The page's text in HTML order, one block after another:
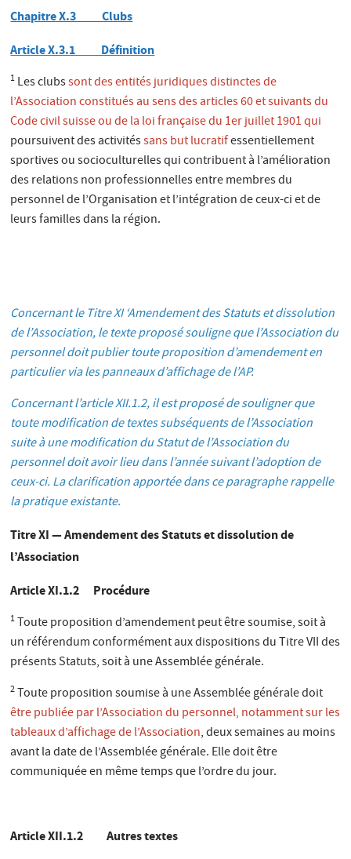
Chapitre X.3 Clubs
Article X.3.1 Définition
1 Les clubssont des entités juridiques distinctes de
l’Association constitués au sens des articles 60 et suivants du
Code civil suisse ou de la loi française du 1er juillet 1901 qui
poursuivent des activitéssans but lucratifessentiellement
sportives ou socioculturelles qui contribuent à l’amélioration
des relations non professionnelles entre membres du
personnel de l’Organisation et l’intégration de ceux-ci et de
leurs familles dans la région.
Concernant le Titre XI ‘Amendement des Statuts et dissolution
de l’Association, le texte proposé souligne que l’Association du
personnel doit publier toute proposition d’amendement en
particulier via les panneaux d’affichage de l’AP.
Concernant l’article XII.1.2, il est proposé de souligner que
toute modification de textes subséquents de l’Association
suite à une modification du Statut de l’Association du
personnel doit avoir lieu dans l’année suivant l’adoption de
ceux-ci. La clarification apportée dans ce paragraphe rappelle
la pratique existante.
Titre XI — Amendement des Statuts et dissolution de
l’Association
Article XI.1.2 Procédure
1Toute proposition d’amendement peut être soumise, soit à
un référendum conformément aux dispositions du Titre VII des
présents Statuts, soit à une Assemblée générale.
2Toute proposition soumise à une Assemblée générale doit
être publiée par l’Association du personnel, notamment sur les
tableaux d’affichage de l’Association, deux semaines au moins
avant la date de l’Assemblée générale. Elle doit être
communiquée en même temps que l’ordre du jour.
Article XII.1.2 Autres textes